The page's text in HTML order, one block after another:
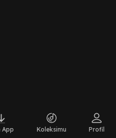
App Koleksimu Profil